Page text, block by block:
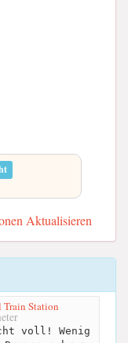
Aktualisieren
Train Station
voll! Wenig